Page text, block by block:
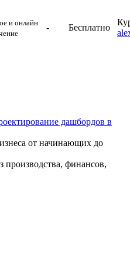
и онлайн
- Бесплатно
дашбордов в
от начинающих до
производства, финансов,